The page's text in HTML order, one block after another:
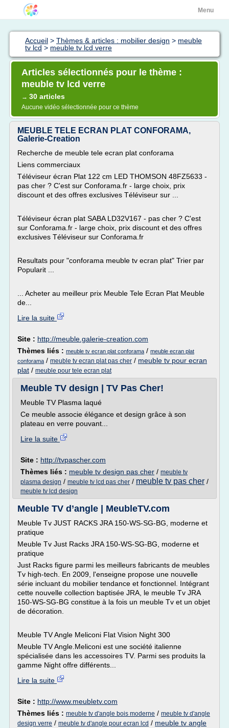
Menu
Accueil > Thèmes & articles : mobilier design > meuble
tv lcd > meuble tv lcd verre
Articles sélectionnés pour le thème :
meuble tv lcd verre
→ 30 articles
Aucune vidéo sélectionnée pour ce thème
MEUBLE TELE ECRAN PLAT CONFORAMA,
Galerie-Creation
Recherche de meuble tele ecran plat conforama
Liens commerciaux
Téléviseur écran Plat 122 cm LED THOMSON 48FZ5633 -
pas cher ? C'est sur Conforama.fr - large choix, prix
discount et des offres exclusives Téléviseur sur ...
Téléviseur écran plat SABA LD32V167 - pas cher ? C'est
sur Conforama.fr - large choix, prix discount et des offres
exclusives Téléviseur sur Conforama.fr
Resultats pour "conforama meuble tv ecran plat" Trier par
Popularit ...
... Acheter au meilleur prix Meuble Tele Ecran Plat Meuble
de...
Lire la suite
Site : http://meuble.galerie-creation.com
Thèmes liés : meuble tv ecran plat conforama / meuble ecran plat
conforama / meuble tv ecran plat pas cher / meuble tv pour ecran
plat / meuble pour tele ecran plat
Meuble TV design | TV Pas Cher!
Meuble TV Plasma laqué
Ce meuble associe élégance et design grâce à son
plateau en verre pouvant...
Lire la suite
Site : http://tvpascher.com
Thèmes liés : meuble tv design pas cher / meuble tv
plasma design / meuble tv lcd pas cher / meuble tv pas cher /
meuble tv lcd design
Meuble TV d’angle | MeubleTV.com
Meuble Tv JUST RACKS JRA 150-WS-SG-BG, moderne et
pratique
Meuble Tv Just Racks JRA 150-WS-SG-BG, moderne et
pratique
Just Racks figure parmi les meilleurs fabricants de meubles
Tv high-tech. En 2009, l'enseigne propose une nouvelle
série incluant du mobilier tendance et fonctionnel. Intégrant
cette nouvelle collection baptisée JRA, le meuble Tv JRA
150-WS-SG-BG constitue à la fois un meuble Tv et un objet
de décoration.
Meuble TV Angle Meliconi Flat Vision Night 300
Meuble TV Angle.Meliconi est une société italienne
spécialisée dans les accessoires TV. Parmi ses produits la
gamme Night offre différents...
Lire la suite
Site : http://www.meubletv.com
Thèmes liés : meuble tv d'angle bois moderne / meuble tv d'angle
design verre / meuble tv d'angle pour ecran lcd / meuble tv angle